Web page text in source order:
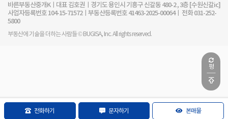
바른부동산중개Kㅣ대표 김호권ㅣ경기도 용인시 기흥구 신갈동 480-2 , 3층 [수원신갈ic]
사업자등록번호 104-15-71572ㅣ부동산등록번호 41463-2025-00064ㅣ 전화 031-252-
5800
부동산에 기술을 더하는 사람들 © BUGISA, Inc. All rights reserved.
평
전화하기 문자하기 본매물